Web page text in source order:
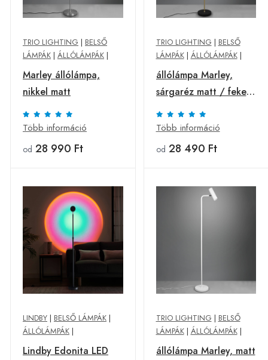
TRIO LIGHTING | BELSŐ
LÁMPÁK | ÁLLÓLÁMPÁK |
Marley állólámpa,
nikkel matt
Több információ
od 28 990 Ft
TRIO LIGHTING | BELSŐ
LÁMPÁK| ÁLLÓLÁMPÁK|
állólámpa Marley,
sárgaréz matt / fekete
matt
Több információ
od 28 490 Ft
LINDBY | BELSŐ LÁMPÁK |
ÁLLÓLÁMPÁK |
Lindby Edonita LED
TRIO LIGHTING | BELSŐ
LÁMPÁK| ÁLLÓLÁMPÁK|
állólámpa Marley, matt